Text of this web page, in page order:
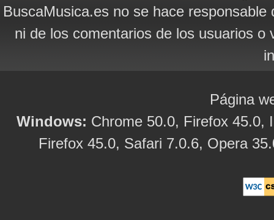
BuscaMusica.es no se hace
ni de los comentarios de los usuarios
Página
Windows: Chrome 50.0, Firefox 45.0,
Firefox 45.0, Safari 7.0.6, Opera